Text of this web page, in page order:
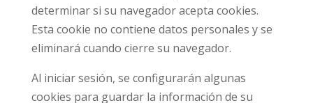
determinar si su navegador acepta cookies.
Esta cookie no contiene datos personales y se
eliminará cuando cierre su navegador.
Al iniciar sesión, se configurarán algunas
cookies para guardar la información de su